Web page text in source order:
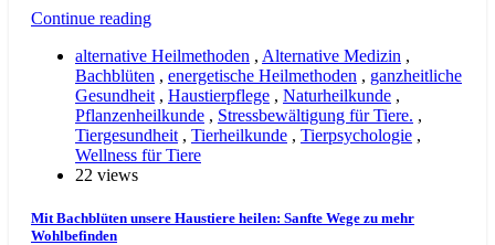
Continue reading
alternative Heilmethoden , Alternative Medizin ,
Bachblüten , energetische Heilmethoden , ganzheitliche
Gesundheit , Haustierpflege , Naturheilkunde ,
Pflanzenheilkunde , Stressbewältigung für Tiere. ,
Tiergesundheit , Tierheilkunde , Tierpsychologie ,
Wellness für Tiere
22 views
Mit Bachblüten unsere Haustiere heilen: Sanfte Wege zu mehr
Wohlbefinden